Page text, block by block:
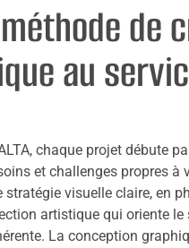
de
au
chaque projet débute
et challenges propres à
stratégie visuelle claire, en
artistique qui oriente
La conception